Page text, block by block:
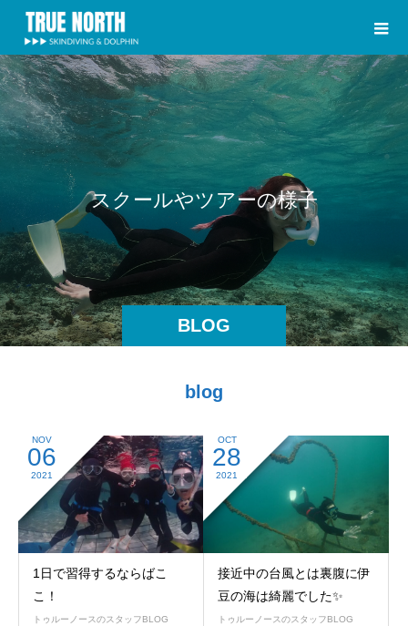
BLOG
ス ク ールやツ アーの様子
blog
NOV
06
2021
1日で習得するならばこ
こ！
トゥルーノースのスタッフBLOG
OCT
28
2021
接近中の台風とは裏腹に伊
豆の海は綺麗でした✨
トゥルーノースのスタッフBLOG